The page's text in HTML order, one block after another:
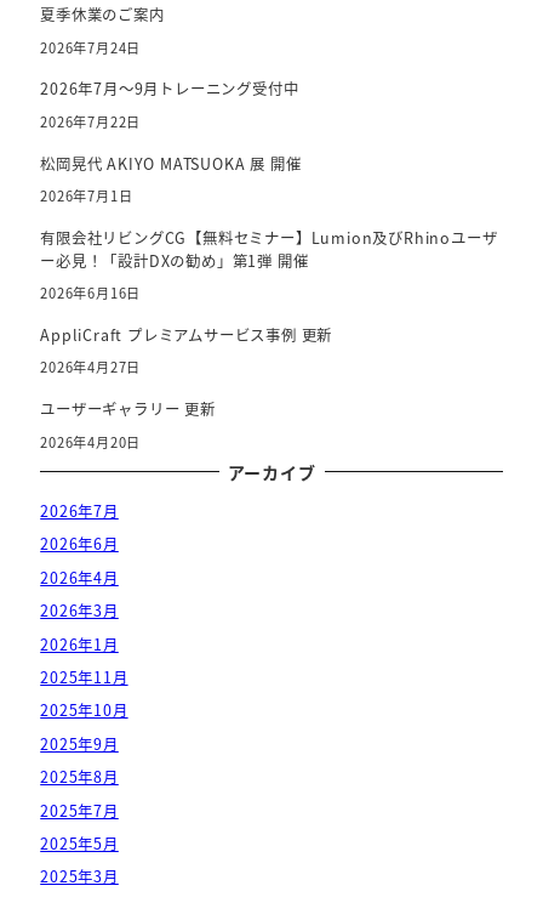
夏季休業のご案内
2026年7月24日
2026年7月～9月トレーニング受付中
2026年7月22日
松岡晃代 AKIYO MATSUOKA 展 開催
2026年7月1日
有限会社リビングCG【無料セミナー】Lumion及びRhinoユーザ
ー必見！「設計DXの勧め」第1弾 開催
2026年6月16日
AppliCraft プレミアムサービス事例 更新
2026年4月27日
ユーザーギャラリー 更新
2026年4月20日
アーカイブ
2026年7月
2026年6月
2026年4月
2026年3月
2026年1月
2025年11月
2025年10月
2025年9月
2025年8月
2025年7月
2025年5月
2025年3月